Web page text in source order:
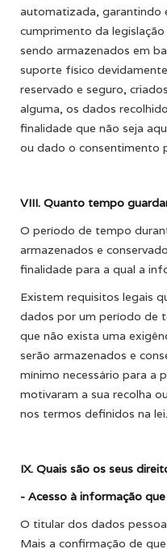
automatizada, garantindo
cumprimento da
sendo armazenados em
suporte físico
reservado e seguro,
alguma, os dados
finalidade que não seja
ou dado o consentimento
VIII. Quanto tempo
O período de tempo
armazenados e
finalidade para a qual a
Existem requisitos legais
dados por um período de
que não exista uma
serão armazenados e
mínimo necessário para a
motivaram a sua recolha
nos termos definidos na lei.
IX. Quais são os seus
- Acesso à informação
O titular dos dados
Mais a confirmação de